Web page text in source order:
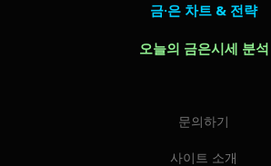
금·은 차트 & 전략
오늘의 금은시세 분석
문의하기
사이트 소개